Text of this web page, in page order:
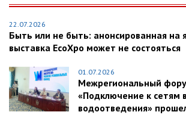
22.07.2026
Быть или не быть: анонсированная на
выставка EcoXpo может не состояться
01.07.2026
Межрегиональный
«Подключение к сетям
водоотведения»